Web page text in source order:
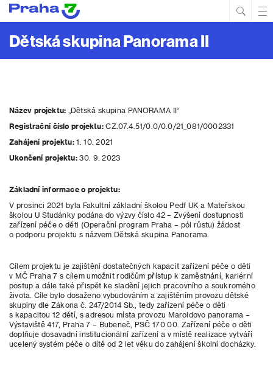
Dětská skupina Panorama II
Název projektu: „Dětská skupina PANORAMA II“
Registrační číslo projektu:CZ.07.4.51/0.0/0.0/21_081/0002331
Zahájení projektu:1. 10. 2021
Ukončení projektu:30. 9. 2023
Základní informace o projektu:
V prosinci 2021 byla Fakultní základní školou Pedf UK a Mateřskou
školou U Studánky podána do výzvy číslo 42 – Zvýšení dostupnosti
zařízení péče o děti (Operační program Praha – pól růstu) žádost
o podporu projektu s názvem Dětská skupina Panorama.
Cílem projektu je zajištění dostatečných kapacit zařízení péče o děti
v MČ Praha 7 s cílem umožnit rodičům přístup k zaměstnání, kariérní
postup a dále také přispět ke sladění jejich pracovního a soukromého
života. Cíle bylo dosaženo vybudováním a zajištěním provozu dětské
skupiny dle Zákona č. 247/2014 Sb., tedy zařízení péče o děti
s kapacitou 12 dětí, s adresou místa provozu Maroldovo panorama –
Výstaviště 417, Praha 7 – Bubeneč, PSČ 170 00. Zařízení péče o děti
doplňuje dosavadní institucionální zařízení a v místě realizace vytváří
ucelený systém péče o dítě od 2 let věku do zahájení školní docházky.